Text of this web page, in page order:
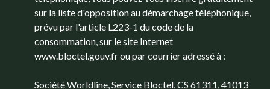
sur la liste d'opposition au démarchage téléphonique,
prévu par l'article L223-1 du code de la
consommation, sur le site Internet
www.bloctel.gouv.fr ou par courrier adressé à :
Société Worldline, Service Bloctel, CS 61311, 41013